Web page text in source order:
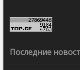
Последние